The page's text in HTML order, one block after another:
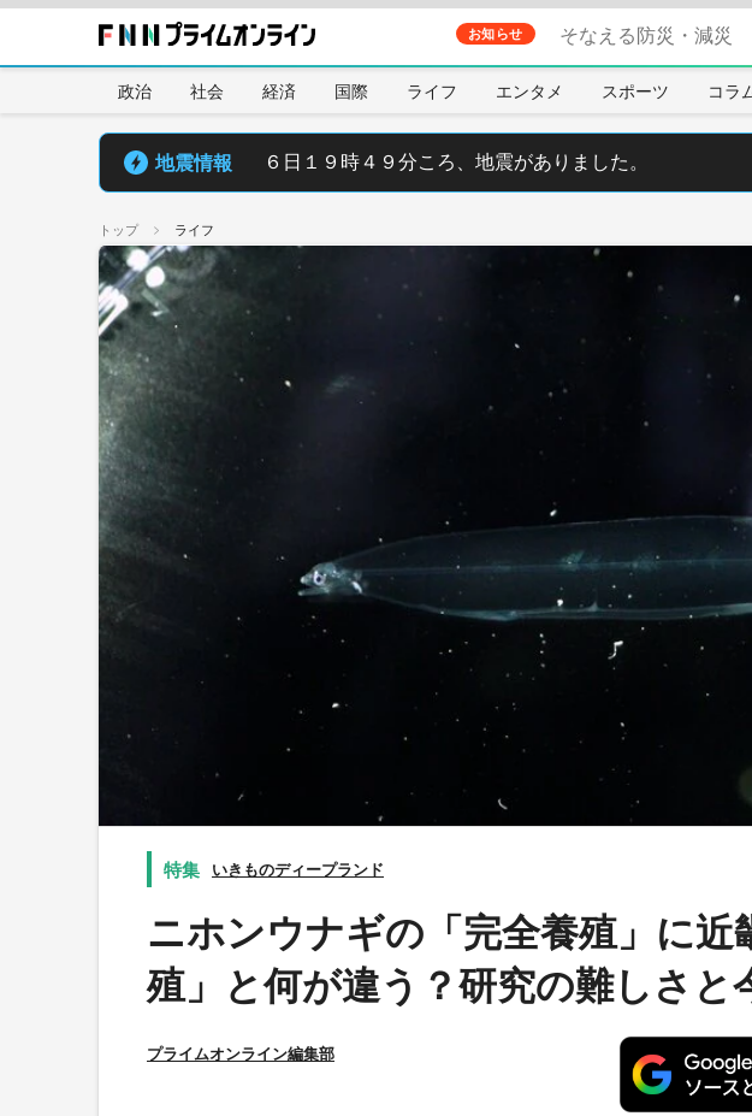
お知らせ そなえる防災・減災
政治 社会 経済 国際 ライフ エンタメ スポーツ コラ
地震情報 ６日１９時４９分ころ、地震がありました。
トップ ライフ
いきものディープランド
ニホンウナギの「完全養殖」に
殖」と何が違う？研究の難しさと
プライムオンライン編集部